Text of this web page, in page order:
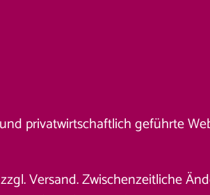
privatwirtschaftlich geführte
Versand. Zwischenzeitliche